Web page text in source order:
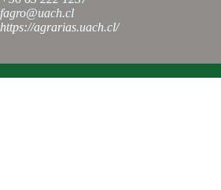
fagro@uach.cl
https://agrarias.uach.cl/